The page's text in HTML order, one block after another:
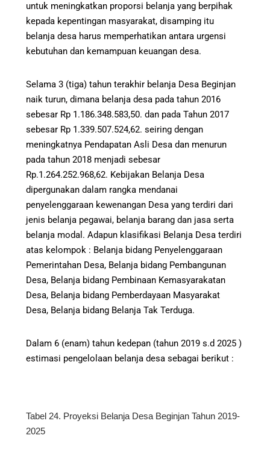
untuk meningkatkan proporsi belanja yang berpihak
kepada kepentingan masyarakat, disamping itu
belanja desa harus memperhatikan antara urgensi
kebutuhan dan kemampuan keuangan desa.
Selama 3 (tiga) tahun terakhir belanja Desa Beginjan
naik turun, dimana belanja desa pada tahun 2016
sebesar Rp 1.186.348.583,50. dan pada Tahun 2017
sebesar Rp 1.339.507.524,62. seiring dengan
meningkatnya Pendapatan Asli Desa dan menurun
pada tahun 2018 menjadi sebesar
Rp.1.264.252.968,62. Kebijakan Belanja Desa
dipergunakan dalam rangka mendanai
penyelenggaraan kewenangan Desa yang terdiri dari
jenis belanja pegawai, belanja barang dan jasa serta
belanja modal. Adapun klasifikasi Belanja Desa terdiri
atas kelompok : Belanja bidang Penyelenggaraan
Pemerintahan Desa, Belanja bidang Pembangunan
Desa, Belanja bidang Pembinaan Kemasyarakatan
Desa, Belanja bidang Pemberdayaan Masyarakat
Desa, Belanja bidang Belanja Tak Terduga.
Dalam 6 (enam) tahun kedepan (tahun 2019 s.d 2025 )
estimasi pengelolaan belanja desa sebagai berikut :
Tabel 24. Proyeksi Belanja Desa Beginjan Tahun 2019-
2025